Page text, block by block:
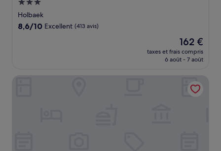
Hébergement
3.0 étoiles
Holbaek
8.6
8,6/10 Excellent (413 avis)
Le
nouveau
prix
de
162 €
162 €
taxes et frais compris
6 août - 7 août